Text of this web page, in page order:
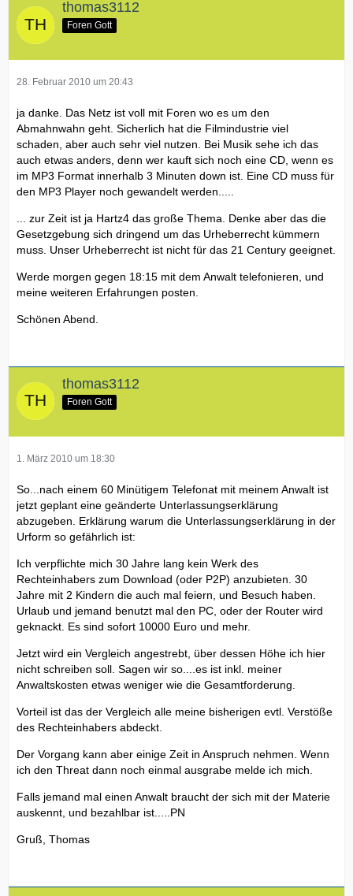
thomas3112
Foren Gott
28. Februar 2010 um 20:43
ja danke. Das Netz ist voll mit Foren wo es um den
Abmahnwahn geht. Sicherlich hat die Filmindustrie viel
schaden, aber auch sehr viel nutzen. Bei Musik sehe ich das
auch etwas anders, denn wer kauft sich noch eine CD, wenn es
im MP3 Format innerhalb 3 Minuten down ist. Eine CD muss für
den MP3 Player noch gewandelt werden.....
... zur Zeit ist ja Hartz4 das große Thema. Denke aber das die
Gesetzgebung sich dringend um das Urheberrecht kümmern
muss. Unser Urheberrecht ist nicht für das 21 Century geeignet.
Werde morgen gegen 18:15 mit dem Anwalt telefonieren, und
meine weiteren Erfahrungen posten.
Schönen Abend.
thomas3112
Foren Gott
1. März 2010 um 18:30
So...nach einem 60 Minütigem Telefonat mit meinem Anwalt ist
jetzt geplant eine geänderte Unterlassungserklärung
abzugeben. Erklärung warum die Unterlassungserklärung in der
Urform so gefährlich ist:
Ich verpflichte mich 30 Jahre lang kein Werk des
Rechteinhabers zum Download (oder P2P) anzubieten. 30
Jahre mit 2 Kindern die auch mal feiern, und Besuch haben.
Urlaub und jemand benutzt mal den PC, oder der Router wird
geknackt. Es sind sofort 10000 Euro und mehr.
Jetzt wird ein Vergleich angestrebt, über dessen Höhe ich hier
nicht schreiben soll. Sagen wir so....es ist inkl. meiner
Anwaltskosten etwas weniger wie die Gesamtforderung.
Vorteil ist das der Vergleich alle meine bisherigen evtl. Verstöße
des Rechteinhabers abdeckt.
Der Vorgang kann aber einige Zeit in Anspruch nehmen. Wenn
ich den Threat dann noch einmal ausgrabe melde ich mich.
Falls jemand mal einen Anwalt braucht der sich mit der Materie
auskennt, und bezahlbar ist.....PN
Gruß, Thomas